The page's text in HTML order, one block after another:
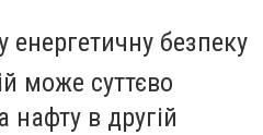
безпеку
може суттєво
нафту в другій